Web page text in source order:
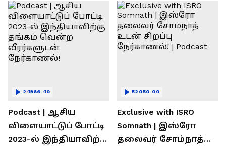
Podcast | ஆசிய
விளையாட்டுப் போட்டி
2023-ல் இந்தியாவிற்கு
24966:40
Exclusive with ISRO
Somnath | இஸ்ரோ
தலைவர் சோம்நாத்
52050:00